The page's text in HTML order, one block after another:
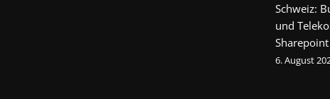
Schweiz:
und
6. August